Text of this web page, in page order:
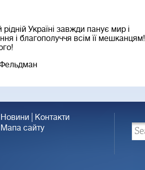
Україні завжди панує мир і
і благополуччя всім її мешканцям!
Новини
Контакти
Мапа сайту